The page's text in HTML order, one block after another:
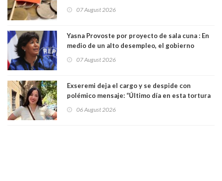
07 August 2026
Yasna Provoste por proyecto de sala cuna : En
medio de un alto desempleo, el gobierno
07 August 2026
Exseremi deja el cargo y se despide con
polémico mensaje: “Último día en esta tortura
06 August 2026